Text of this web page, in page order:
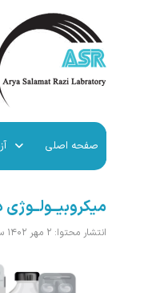
صفحه اصلی
انتشار محتوا: ۲ مهر ۱۴۰۲ ساعت ۰۹:۳۴:۴۴ بعد از ظهر